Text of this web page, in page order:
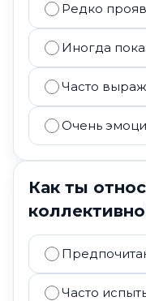
Редко
Иногда
Часто
Очень
Как ты
Часто